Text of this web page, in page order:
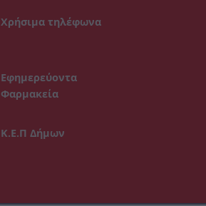
Χρήσιμα τηλέφωνα
Εφημερεύοντα
Φαρμακεία
Κ.Ε.Π Δήμων